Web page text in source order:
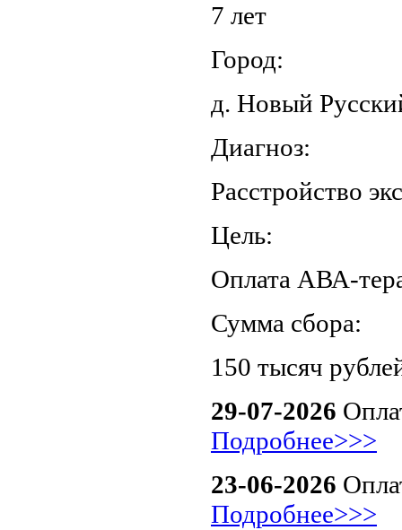
7 лет
Город:
д. Новый
Диагноз:
Расстройство
Цель:
Оплата АВА-
Сумма сбора:
150 тысяч
29-07-2026
Подробнее>>>
23-06-2026
Подробнее>>>